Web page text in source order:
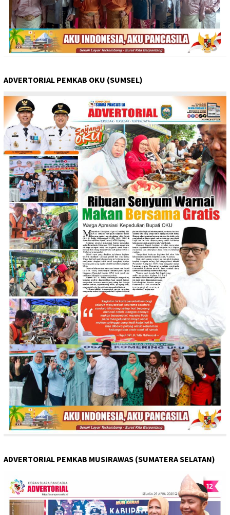
ADVERTORIAL PEMKAB OKU (SUMSEL)
ADVERTORIAL PEMKAB MUSIRAWAS (SUMATERA SELATAN)